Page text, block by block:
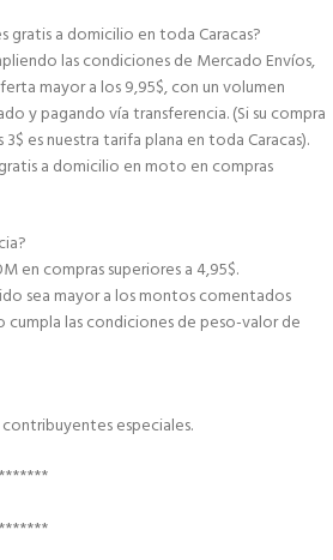
a domicilio en toda Caracas?
las condiciones de Mercado Envíos,
mayor a los 9,95$, con un volumen
y pagando vía transferencia. (Si su compra
es nuestra tarifa plana en toda Caracas).
a domicilio en moto en compras
en compras superiores a 4,95$.
sea mayor a los montos comentados
las condiciones de peso-valor de
especiales.